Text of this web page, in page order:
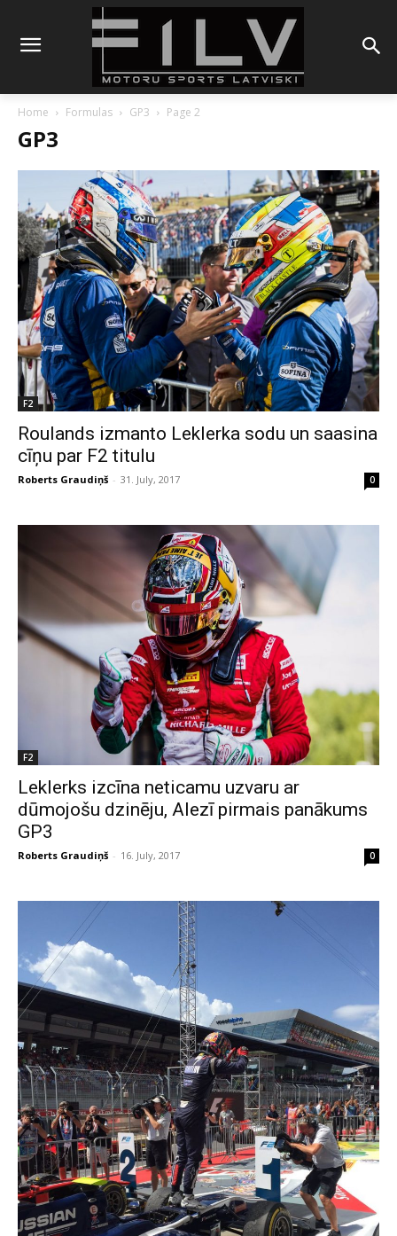
Home Formulas GP3 Page 2
GP3
F2
Roulands izmanto Leklerka sodu un saasina
cīņu par F2 titulu
Roberts Graudiņš - 31. July, 2017 0
F2
Leklerks izcīna neticamu uzvaru ar
dūmojošu dzinēju, Alezī pirmais panākums
GP3
Roberts Graudiņš - 16. July, 2017 0